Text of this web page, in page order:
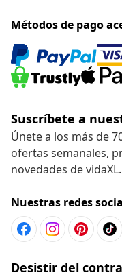
Métodos de pago
Suscríbete a
Únete a los más de
ofertas semanales,
novedades de vidaXL.
Nuestras redes
Desistir del